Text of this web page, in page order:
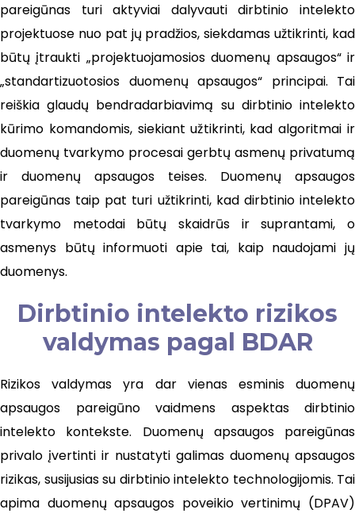
pareigūnas turi aktyviai dalyvauti dirbtinio intelekto
projektuose nuo pat jų pradžios, siekdamas užtikrinti, kad
būtų įtraukti „projektuojamosios duomenų apsaugos“ ir
„standartizuotosios duomenų apsaugos“ principai. Tai
reiškia glaudų bendradarbiavimą su dirbtinio intelekto
kūrimo komandomis, siekiant užtikrinti, kad algoritmai ir
duomenų tvarkymo procesai gerbtų asmenų privatumą
ir duomenų apsaugos teises. Duomenų apsaugos
pareigūnas taip pat turi užtikrinti, kad dirbtinio intelekto
tvarkymo metodai būtų skaidrūs ir suprantami, o
asmenys būtų informuoti apie tai, kaip naudojami jų
duomenys.
Dirbtinio intelekto rizikos
valdymas pagal BDAR
Rizikos valdymas yra dar vienas esminis duomenų
apsaugos pareigūno vaidmens aspektas dirbtinio
intelekto kontekste. Duomenų apsaugos pareigūnas
privalo įvertinti ir nustatyti galimas duomenų apsaugos
rizikas, susijusias su dirbtinio intelekto technologijomis. Tai
apima duomenų apsaugos poveikio vertinimų (DPAV)